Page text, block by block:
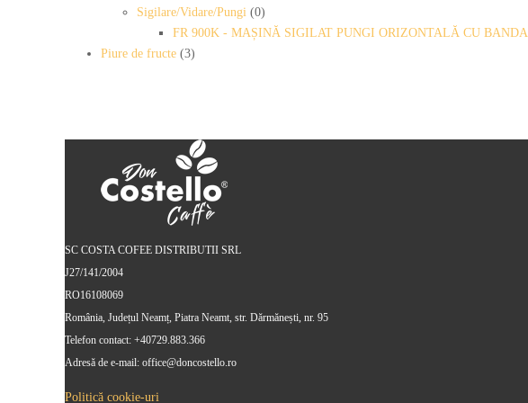
Sigilare/Vidare/Pungi (0)
FR 900K - MAȘINĂ SIGILAT PUNGI ORIZONTALĂ CU BANDA
Piure de fructe (3)
SC COSTA COFEE DISTRIBUTII SRL
J27/141/2004
RO16108069
România, Județul Neamț, Piatra Neamt, str. Dărmănești, nr. 95
Telefon contact: +40729.883.366
Adresă de e-mail: office@doncostello.ro
Politică cookie-uri